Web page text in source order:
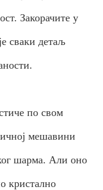
Закорачите у
сваки детаљ
по свом
мешавини
шарма. Али оно
кристално